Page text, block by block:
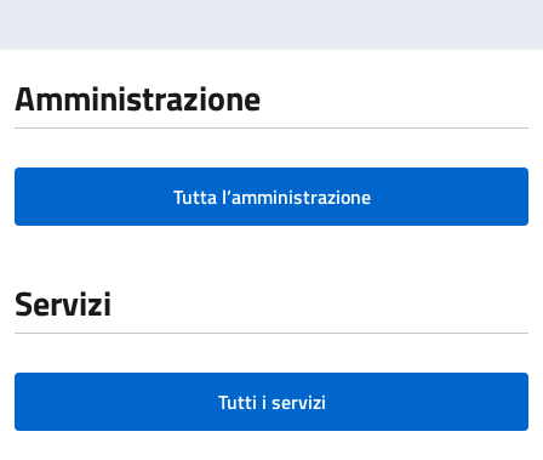
Amministrazione
Tutta l’amministrazione
Servizi
Tutti i servizi